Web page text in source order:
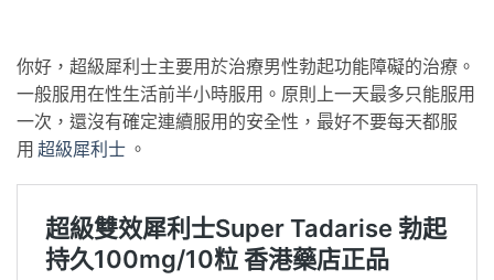
你好，超級犀利士主要用於治療男性勃起功能障礙的治療。
一般服用在性生活前半小時服用。原則上一天最多只能服用
一次，還沒有確定連續服用的安全性，最好不要每天都服
用 超級犀利士 。